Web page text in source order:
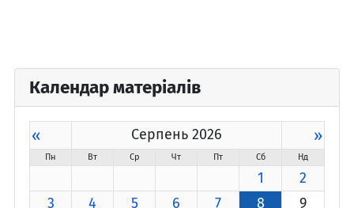
Календар матеріалів
« Серпень 2026 »
Пн Вт Ср Чт Пт Сб Нд
1
2
3
4 5 6 7 8
9